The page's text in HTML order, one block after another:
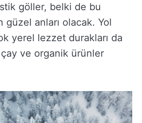
göller, belki de bu
anları olacak. Yol
yerel lezzet durakları da
ve organik ürünler